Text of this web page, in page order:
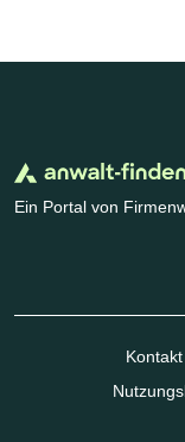
Ein Portal von
Kontakt